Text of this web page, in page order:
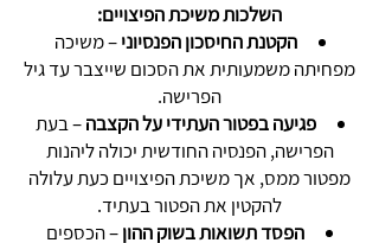
השלכות משיכת הפיצויים:
הקטנת החיסכון הפנסיוני– משיכה
מפחיתה משמעותית את הסכום שייצבר עד גיל
הפרישה.
פגיעה בפטור העתידי על הקצבה– בעת
הפרישה, הפנסיה החודשית יכולה ליהנות
מפטור ממס, אך משיכת הפיצויים כעת עלולה
להקטין את הפטור בעתיד.
הפסד תשואות בשוק ההון– הכספים